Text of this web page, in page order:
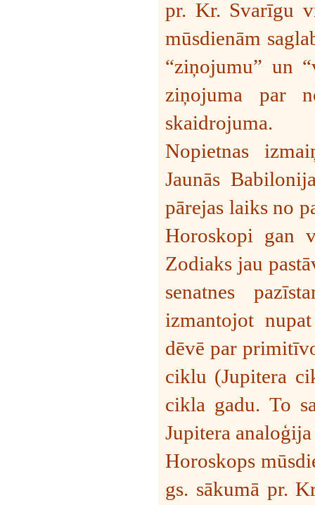
pr. Kr. Svarīgu
mūsdienām
“ziņojumu” un
ziņojuma par
skaidrojuma.
Nopietnas
Jaunās
pārejas laiks no
Horoskopi gan
Zodiaks jau
senatnes
izmantojot
dēvē par
ciklu (Jupitera
cikla gadu. To
Jupitera
Horoskops
gs. sākumā pr.